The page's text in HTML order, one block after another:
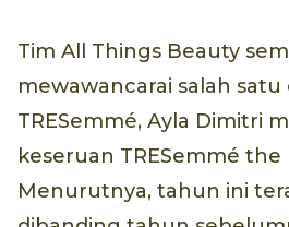
Tim All Things Beauty
mewawancarai salah satu
TRESemmé, Ayla Dimitri
keseruan TRESemmé
Menurutnya, tahun ini